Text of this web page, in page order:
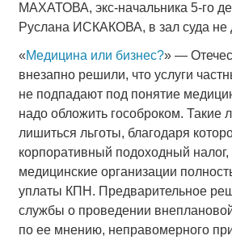
МАХАТОВА, экс-начальника 5-го
Руслана ИСКАКОВА, в зал суда не
«Медицина или бизнес?» —
внезапно решили, что услуги
не подпадают под понятие
надо обложить гособроком. Такие
лишиться льготы, благодаря
корпоративный подоходный
медицинские организации
уплаты КПН. Предварительное
службы о проведении
по ее мнению, неправомерного